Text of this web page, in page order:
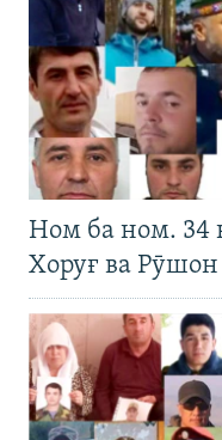
Ном ба ном. 34
Хоруғ ва Рӯшон